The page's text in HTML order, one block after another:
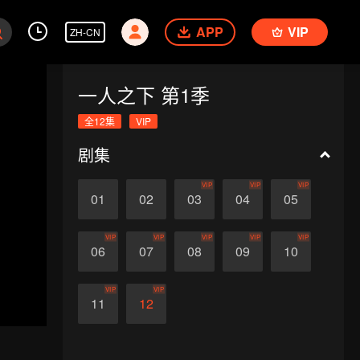
ZH-CN APP VIP
一人之下 第1季
全12集 VIP
剧集
01 02 03
VIP
04
VIP
05
VIP
06
VIP
07
VIP
08
VIP
09
VIP
10
VIP
11
VIP
12
VIP